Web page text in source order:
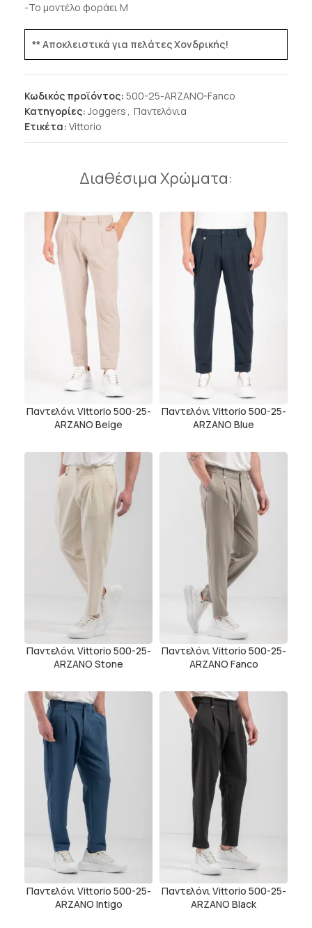
-Το μοντέλο φοράει M
** Αποκλειστικά για πελάτες Χονδρικής!
Κωδικός προϊόντος: 500-25-ARZANO-Fanco
Κατηγορίες: Joggers , Παντελόνια
Ετικέτα: Vittorio
Διαθέσιμα Χρώματα:
Παντελόνι Vittorio 500-25-
ARZANO Beige
Παντελόνι Vittorio 500-25-
ARZANO Blue
Παντελόνι Vittorio 500-25-
ARZANO Stone
Παντελόνι Vittorio 500-25-
ARZANO Fanco
Παντελόνι Vittorio 500-25-
ARZANO Intigo
Παντελόνι Vittorio 500-25-
ARZANO Black